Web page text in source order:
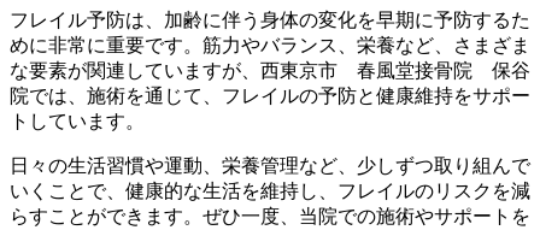
フレイル予防は、加齢に伴う身体の変化を早期に予防するた
めに非常に重要です。筋力やバランス、栄養など、さまざま
な要素が関連していますが、西東京市 春風堂接骨院 保谷
院では、施術を通じて、フレイルの予防と健康維持をサポー
トしています。
日々の生活習慣や運動、栄養管理など、少しずつ取り組んで
いくことで、健康的な生活を維持し、フレイルのリスクを減
らすことができます。ぜひ一度、当院での施術やサポートを